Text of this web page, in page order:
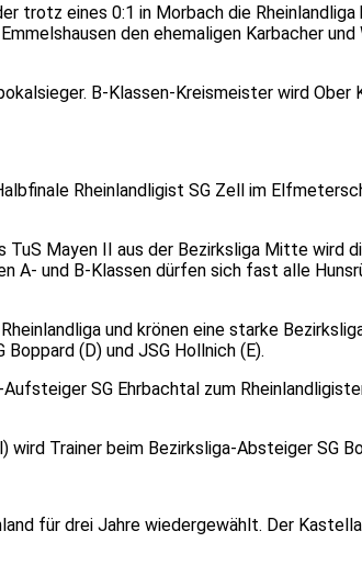
trotz eines 0:1 in Morbach die
den ehemaligen Karbacher und
B-Klassen-Kreismeister wird Ober
Rheinlandligist SG Zell im
Mayen II aus der Bezirksliga Mitte wird
A- und B-Klassen dürfen sich fast alle
und krönen eine starke
(D) und JSG Hollnich (E).
SG Ehrbachtal zum
Trainer beim Bezirksliga-Absteiger SG
für drei Jahre wiedergewählt. Der